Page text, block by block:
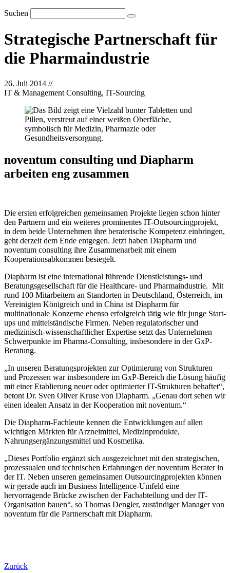
Suchen
Strategische Partnerschaft für
die Pharmaindustrie
26. Juli 2014 //
IT & Management Consulting, IT-Sourcing
noventum consulting und Diapharm
arbeiten eng zusammen
Die ersten erfolgreichen gemeinsamen Projekte liegen schon hinter
den Partnern und ein weiteres prominentes IT-Outsourcingprojekt,
in dem beide Unternehmen ihre beraterische Kompetenz einbringen,
geht derzeit dem Ende entgegen. Jetzt haben Diapharm und
noventum consulting ihre Zusammenarbeit mit einem
Kooperationsabkommen besiegelt.
Diapharm ist eine international führende Dienstleistungs- und
Beratungsgesellschaft für die Healthcare- und Pharmaindustrie. Mit
rund 100 Mitarbeitern an Standorten in Deutschland, Österreich, im
Vereinigten Königreich und in China ist Diapharm für
multinationale Konzerne ebenso erfolgreich tätig wie für junge Start-
ups und mittelständische Firmen. Neben regulatorischer und
medizinisch-wissenschaftlicher Expertise setzt das Unternehmen
Schwerpunkte im Pharma-Consulting, insbesondere in der GxP-
Beratung.
„In unseren Beratungsprojekten zur Optimierung von Strukturen
und Prozessen war insbesondere im GxP-Bereich die Lösung häufig
mit einer Etablierung neuer oder optimierter IT-Strukturen behaftet“,
betont Dr. Sven Oliver Kruse von Diapharm. „Genau dort sehen wir
einen idealen Ansatz in der Kooperation mit noventum.“
Die Diapharm-Fachleute kennen die Entwicklungen auf allen
wichtigen Märkten für Arzneimittel, Medizinprodukte,
Nahrungsergänzungsmittel und Kosmetika.
„Dieses Portfolio ergänzt sich ausgezeichnet mit den strategischen,
prozessualen und technischen Erfahrungen der noventum Berater in
der IT. Neben unseren gemeinsamen Outsourcingprojekten können
wir gerade auch im Business Intelligence-Umfeld eine
hervorragende Brücke zwischen der Fachabteilung und der IT-
Organisation bauen“, so Thomas Dengler, zuständiger Manager von
noventum für die Partnerschaft mit Diapharm.
Zurück